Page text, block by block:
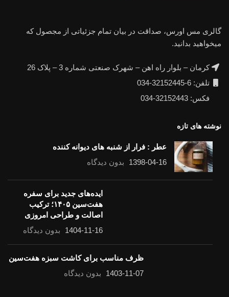
گالری مس اورس، صداقت در بیان تمام جزئیاتی از مجصول که
میخواهید بدانید.
کرمان – بلوار راه اهن – شهرک صنعتی شماره 3 – پلاک 26
تلفن: 6-32152445-034
فکس: 32152443-034
نوشته های تازه
عطر : فرار از شنبه های دیوانه کننده
1398-04-16
بدون دیدگاه
ایده‌های جدید برای سفره
هفت‌سین ۱۴۰۵؛ ترکیب
اصالت و طراحی امروزی
1404-11-16
بدون دیدگاه
ظرف مناسب برای کاشت سبزه هفت‌سین
1403-11-07
بدون دیدگاه